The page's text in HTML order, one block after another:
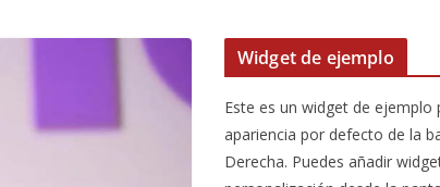
Widget de ejemplo
Este es un widget de ejemplo
apariencia por defecto de la
Derecha. Puedes añadir